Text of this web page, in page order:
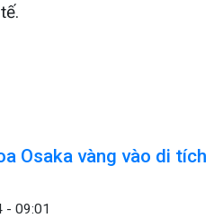
Osaka vàng vào di tích
- 09:01